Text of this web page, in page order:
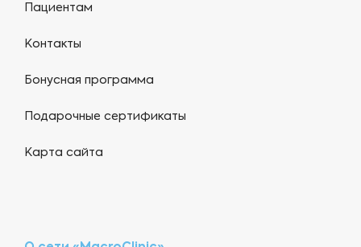
Пациентам
Контакты
Бонусная программа
Подарочные сертификаты
Карта сайта